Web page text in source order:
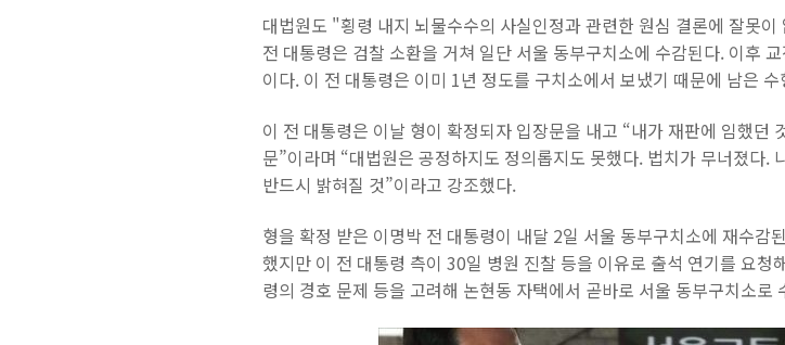
대법원도 "횡령 내지 뇌물수수의 사실인정과 관련한 원심 결론에 잘못
전 대통령은 검찰 소환을 거쳐 일단 서울 동부구치소에 수감된다. 이후
이다. 이 전 대통령은 이미 1년 정도를 구치소에서 보냈기 때문에 남은
이 전 대통령은 이날 형이 확정되자 입장문을 내고 “내가 재판에 임했던
문”이라며 “대법원은 공정하지도 정의롭지도 못했다. 법치가 무너졌다.
반드시 밝혀질 것”이라고 강조했다.
형을 확정 받은 이명박 전 대통령이 내달 2일 서울 동부구치소에 재수감
했지만 이 전 대통령 측이 30일 병원 진찰 등을 이유로 출석 연기를 요
령의 경호 문제 등을 고려해 논현동 자택에서 곧바로 서울 동부구치소로